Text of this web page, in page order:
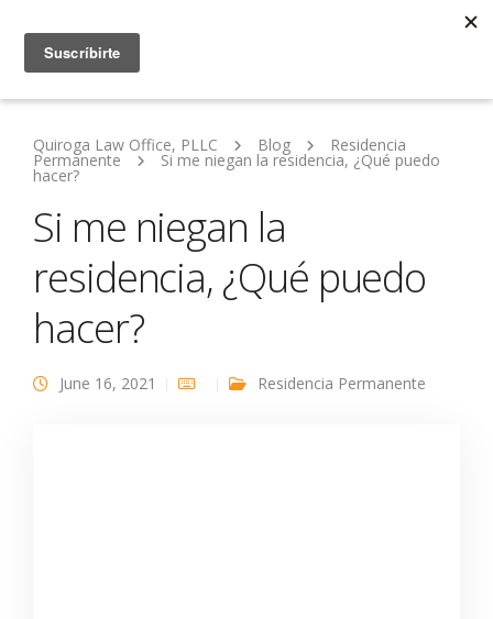
Quiroga Law Office, PLLC Blog Residencia
Permanente Si me niegan la residencia, ¿Qué puedo
hacer?
Si me niegan la
residencia, ¿Qué puedo
hacer?
June 16, 2021 Residencia Permanente